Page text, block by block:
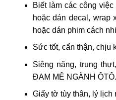
Biết làm các công
hoặc dán decal, wrap
hoặc dán phim cách
Sức tốt, cẩn thận, chịu
Siêng năng, trung
ĐAM MÊ NGÀNH ÔTÔ.
Giấy tờ tùy thân, lý lịch